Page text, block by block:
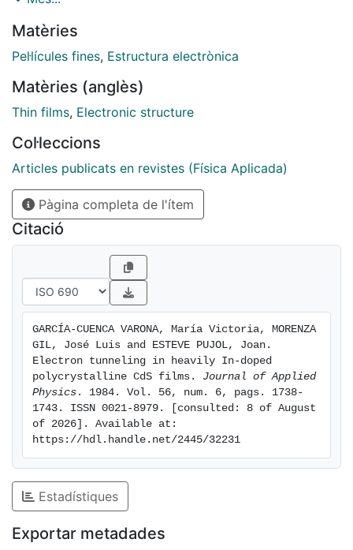
temperature range 77-400 K. The conductivity
decreases weakly with the temperature and shows a
simple relationship σ=σ0(1+βT2) is found in the low‐
temperature range. The temperature dependence of
the Hall coefficient is found to be a constant in the
whole temperature range. We interpret the
experimental results in terms of a modified version of
grain‐boundary trapping Seto"s model, taking into
account thermionic emission and tunneling of carriers
through the potential barriers. The barriers are found
to be high and narrow, and tunneling becomes the
predominating transport mechanism.
Matèries
Pel·lícules fines, Estructura electrònica
Matèries (anglès)
Thin films, Electronic structure
Col·leccions
Articles publicats en revistes (Física Aplicada)
Pàgina completa de l'ítem
Citació
GARCÍA-CUENCA VARONA, María Victoria, MORENZA
GIL, José Luis and ESTEVE PUJOL, Joan.
Electron tunneling in heavily In-doped
polycrystalline CdS films. Journal of Applied
Physics . 1984. Vol. 56, num. 6, pags. 1738-
1743. ISSN 0021-8979. [consulted: 8 of August
of 2026]. Available at:
https://hdl.handle.net/2445/32231
Estadístiques
Exportar metadades